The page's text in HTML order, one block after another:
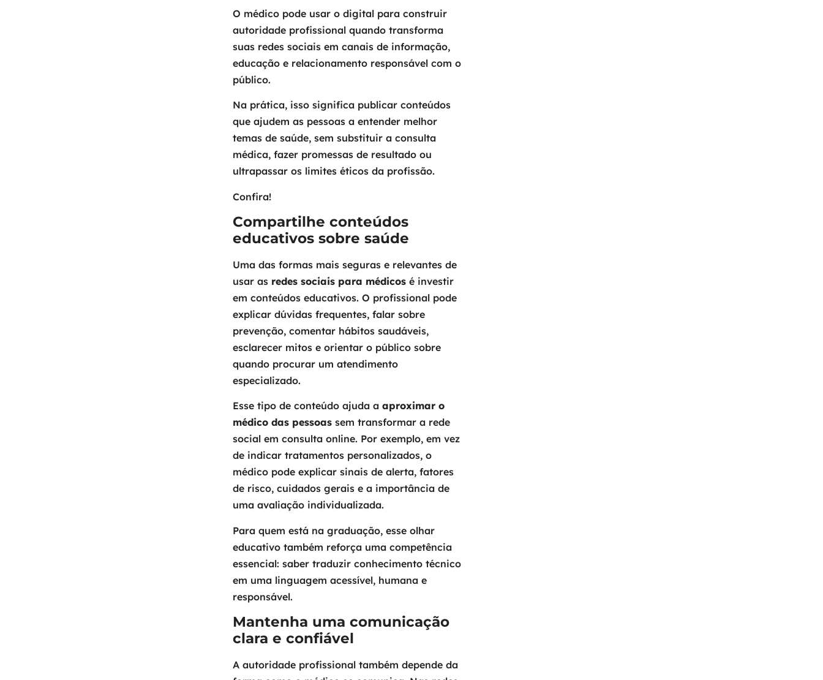
O médico pode usar o digital para construir
autoridade profissional quando transforma
suas redes sociais em canais de informação,
educação e relacionamento responsável com o
público.
Na prática, isso significa publicar conteúdos
que ajudem as pessoas a entender melhor
temas de saúde, sem substituir a consulta
médica, fazer promessas de resultado ou
ultrapassar os limites éticos da profissão.
Confira!
Compartilhe conteúdos
educativos sobre saúde
Uma das formas mais seguras e relevantes de
usar as redes sociais para médicosé investir
em conteúdos educativos. O profissional pode
explicar dúvidas frequentes, falar sobre
prevenção, comentar hábitos saudáveis,
esclarecer mitos e orientar o público sobre
quando procurar um atendimento
especializado.
Esse tipo de conteúdo ajuda aaproximar o
médico das pessoassem transformar a rede
social em consulta online. Por exemplo, em vez
de indicar tratamentos personalizados, o
médico pode explicar sinais de alerta, fatores
de risco, cuidados gerais e a importância de
uma avaliação individualizada.
Para quem está na graduação, esse olhar
educativo também reforça uma competência
essencial: saber traduzir conhecimento técnico
em uma linguagem acessível, humana e
responsável.
Mantenha uma comunicação
clara e confiável
A autoridade profissional também depende da